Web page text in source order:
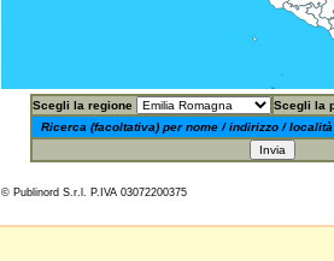
Scegli la regione
Scegli la
Ricerca (facoltativa) per nome / indirizzo /
© Publinord S.r.l. P.IVA 03072200375